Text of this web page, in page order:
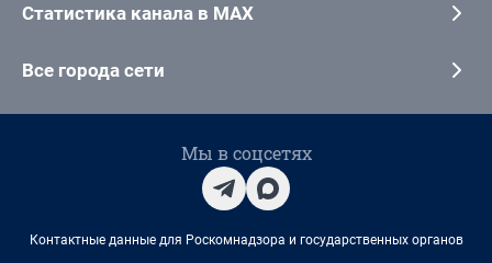
Статистика канала в MAX
Все города сети
Мы в соцсетях
Контактные данные для Роскомнадзора и государственных органов